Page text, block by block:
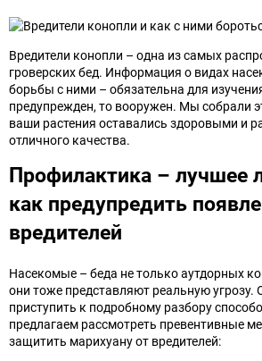
Вредители конопли – одна из самых
гроверских бед. Информация о видах
борьбы с ними – обязательна для
предупрежден, то вооружен. Мы собрали
ваши растения оставались здоровыми и
отличного качества.
Профилактика – лучшее
как предупредить
вредителей
Насекомые – беда не только аутдорных
они тоже представляют реальную
приступить к подробному разбору
предлагаем рассмотреть превентивные
защитить марихуану от вредителей: